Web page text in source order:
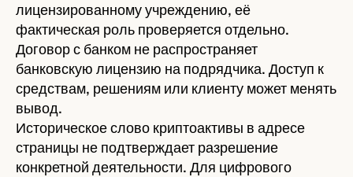
лицензированному учреждению, её
фактическая роль проверяется отдельно.
Договор с банком не распространяет
банковскую лицензию на подрядчика. Доступ к
средствам, решениям или клиенту может менять
вывод.
Историческое слово криптоактивы в адресе
страницы не подтверждает разрешение
конкретной деятельности. Для цифрового